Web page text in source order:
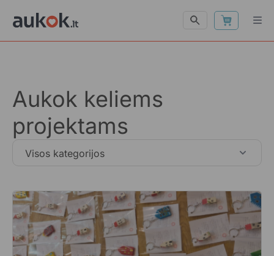
Aukok keliems
projektams
Visos kategorijos